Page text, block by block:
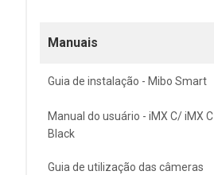
Manuais
Guia de instalação - Mibo Smart
Manual do usuário - iMX C/ iMX C
Black
Guia de utilização das câmeras